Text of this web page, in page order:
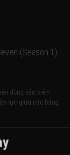
(Season 1)
dùng kéo kiêm
lực giữa các băng